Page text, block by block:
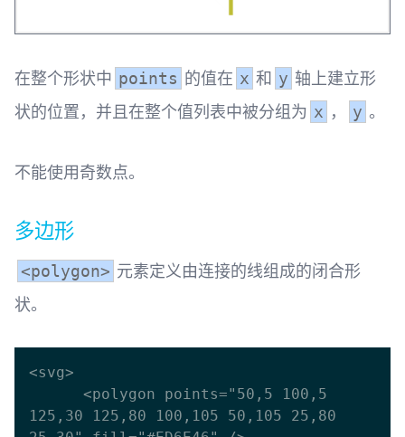
在整个形状中 points 的值在 x 和 y 轴上建立形
状的位置，并且在整个值列表中被分组为 x ， y 。
不能使用奇数点。
多边形
<polygon> 元素定义由连接的线组成的闭合形
状。
<svg>
125,30 125,80 100,105 50,105 25,80